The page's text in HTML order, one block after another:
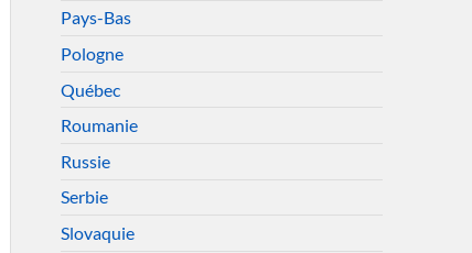
Pays-Bas
Pologne
Québec
Roumanie
Russie
Serbie
Slovaquie